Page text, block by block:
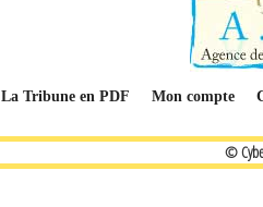
La Tribune en PDF Mon compte
©